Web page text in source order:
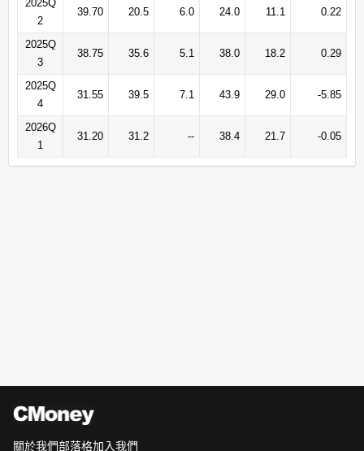
2025Q
2
39.70 20.5 6.0 24.0 11.1 0.22
2025Q
3
38.75 35.6 5.1 38.0 18.2 0.29
2025Q
4
31.55 39.5 7.1 43.9 29.0 -5.85
2026Q
1
31.20 31.2 -- 38.4 21.7 -0.05
關於我們部落格加入我們